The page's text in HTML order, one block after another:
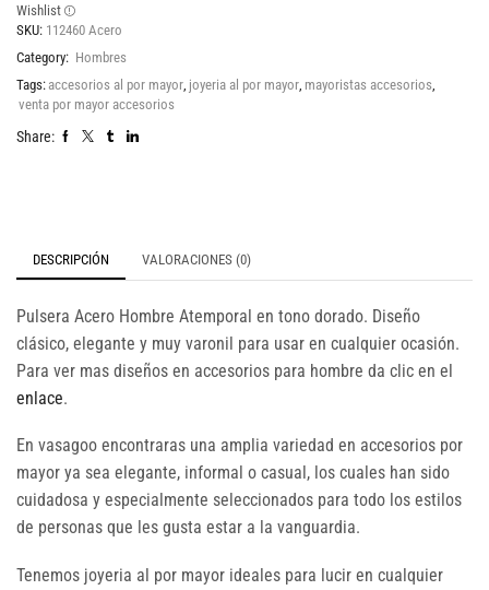
Wishlist
SKU: 112460 Acero
Category: Hombres
Tags: accesorios al por mayor joyeria al por mayor mayoristas accesorios
venta por mayor accesorios
Share:
DESCRIPCIÓN VALORACIONES (0)
Pulsera Acero Hombre Atemporal en tono dorado. Diseño
clásico, elegante y muy varonil para usar en cualquier ocasión.
Para ver mas diseños en accesorios para hombre da clic en el
enlace.
En vasagoo encontraras una amplia variedad en accesorios por
mayor ya sea elegante, informal o casual, los cuales han sido
cuidadosa y especialmente seleccionados para todo los estilos
de personas que les gusta estar a la vanguardia.
Tenemos joyeria al por mayor ideales para lucir en cualquier